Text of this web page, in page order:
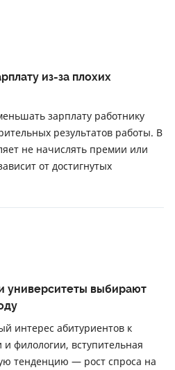
из-за плохих
зарплату работнику
результатов работы. В
не начислять премии или
от достигнутых
университеты выбирают
интерес абитуриентов к
филологии, вступительная
тенденцию — рост спроса на